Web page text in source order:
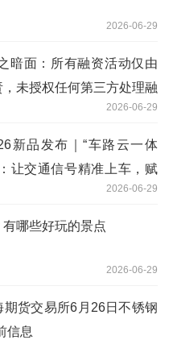
2026-06-29
暗面：所有融资活动仅由
未授权任何第三方处理融
2026-06-29
新品发布｜“车路云一体
让交通信号精准上车，赋
2026-06-29
哪些好玩的景点
2026-06-29
期货交易所6月26日不锈钢
信息